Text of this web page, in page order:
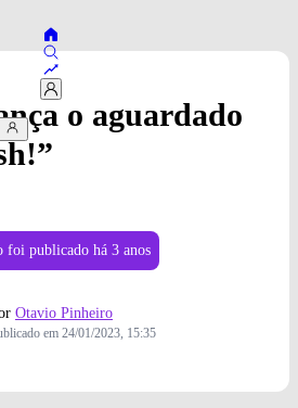
o aguardado
foi publicado há 3 anos
Otavio Pinheiro
em 24/01/2023, 15:35